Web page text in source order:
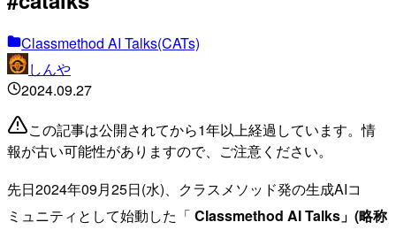
Classmethod AI Talks(CATs)
しんや
2024.09.27
この記事は公開されてから1年以上経過しています。情
報が古い可能性がありますので、ご注意ください。
先日2024年09月25日(水)、クラスメソッド発の生成AIコ
ミュニティとして始動した「 Classmethod AI Talks」(略称